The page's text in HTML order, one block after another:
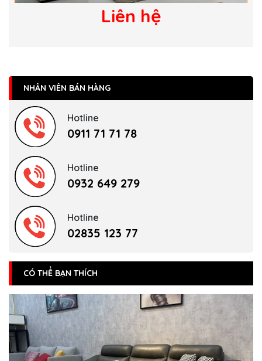
Liên hệ
NHÂN VIÊN BÁN HÀNG
Hotline
0911 71 71 78
Hotline
0932 649 279
Hotline
02835 123 77
CÓ THỂ BẠN THÍCH